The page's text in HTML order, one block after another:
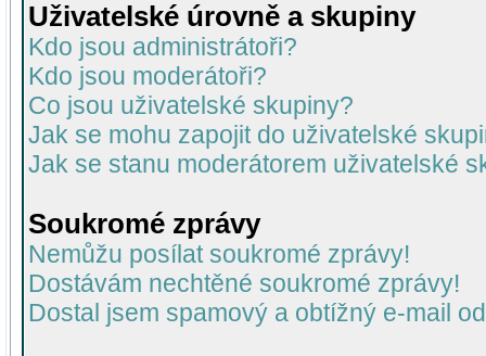
Uživatelské úrovně a skupiny
Kdo jsou administrátoři?
Kdo jsou moderátoři?
Co jsou uživatelské skupiny?
Jak se mohu zapojit do uživatelské
Jak se stanu moderátorem uživatelské
Soukromé zprávy
Nemůžu posílat soukromé zprávy!
Dostávám nechtěné soukromé zprávy!
Dostal jsem spamový a obtížný e-mail